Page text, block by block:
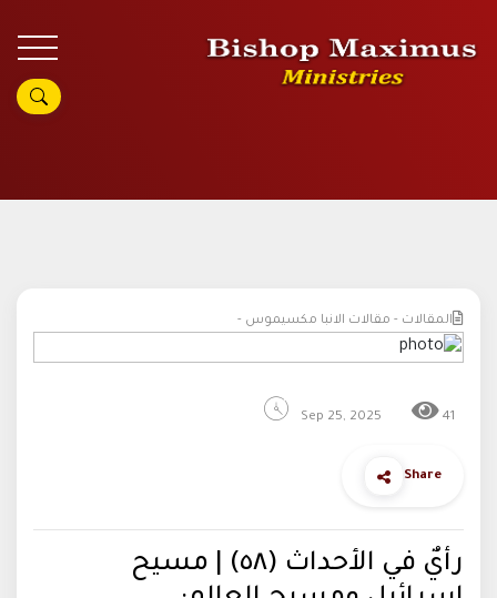
المقالات - مقالات الانبا مكسيموس -
Sep 25, 2025 41
Share
رأيٌ في الأحداث (٥٨) | مسيح